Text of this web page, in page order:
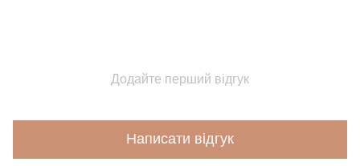
Додайте перший відгук
Написати відгук